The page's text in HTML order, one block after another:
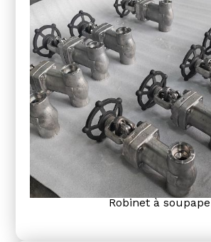
Robinet à soupape